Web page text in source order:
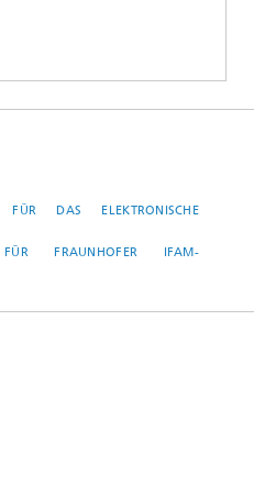
FÜR DAS ELEKTRONISCHE
FÜR FRAUNHOFER IFAM-